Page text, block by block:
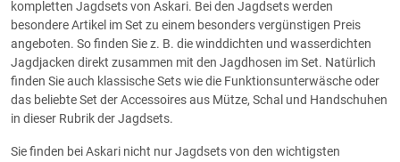
kompletten Jagdsets von Askari. Bei den Jagdsets werden
besondere Artikel im Set zu einem besonders vergünstigen Preis
angeboten. So finden Sie z. B. die winddichten und wasserdichten
Jagdjacken direkt zusammen mit den Jagdhosen im Set. Natürlich
finden Sie auch klassische Sets wie die Funktionsunterwäsche oder
das beliebte Set der Accessoires aus Mütze, Schal und Handschuhen
in dieser Rubrik der Jagdsets.
Sie finden bei Askari nicht nur Jagdsets von den wichtigsten